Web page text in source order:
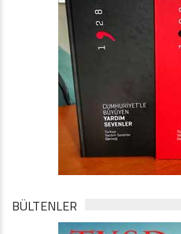
BÜLTENLER